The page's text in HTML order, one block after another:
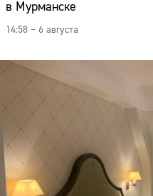
в Мурманске
14:58 – 6 августа